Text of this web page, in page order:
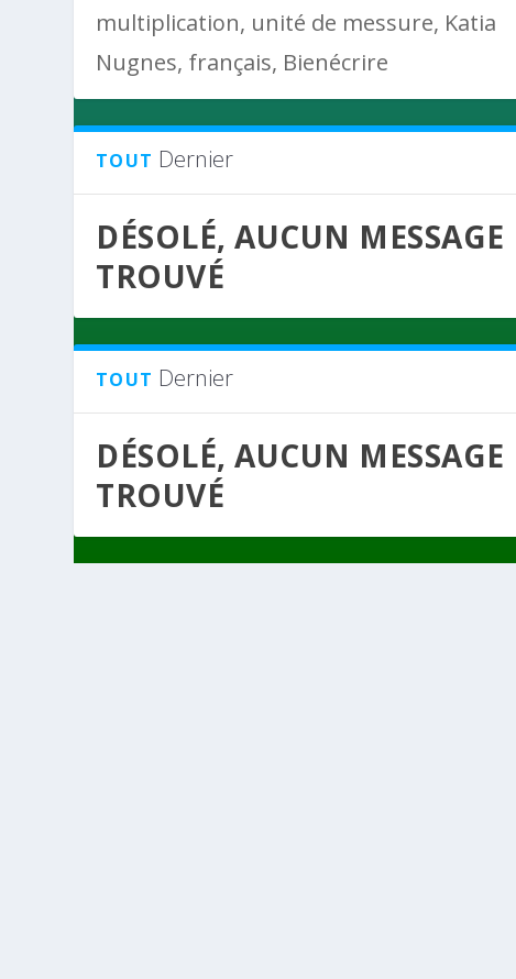
multiplication, unité de messure, Katia
Nugnes, français, Bienécrire
TOUT Dernier
DÉSOLÉ, AUCUN MESSAGE
TROUVÉ
TOUT Dernier
DÉSOLÉ, AUCUN MESSAGE
TROUVÉ